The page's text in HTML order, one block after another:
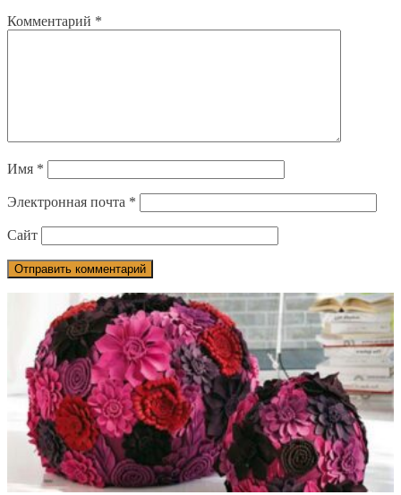
Комментарий *
Имя *
Электронная почта *
Сайт